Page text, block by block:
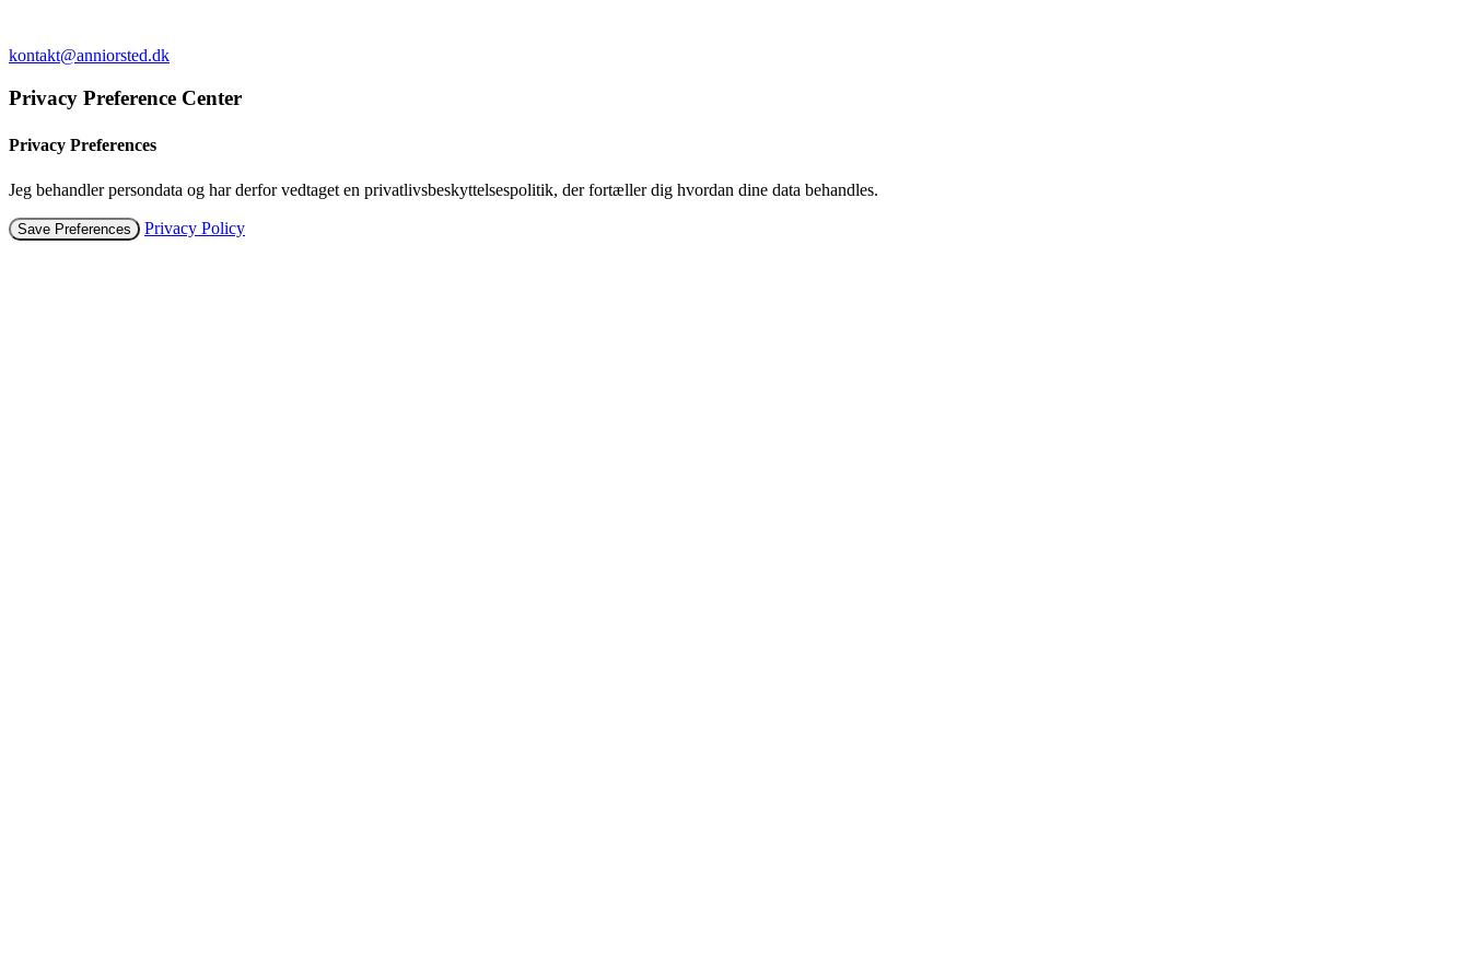
kontakt@anniorsted.dk
Privacy Preference Center
Privacy Preferences
Jeg behandler persondata og har derfor vedtaget en privatlivsbeskyttelsespolitik, der fortæller dig hvordan dine data behandles.
Privacy Policy